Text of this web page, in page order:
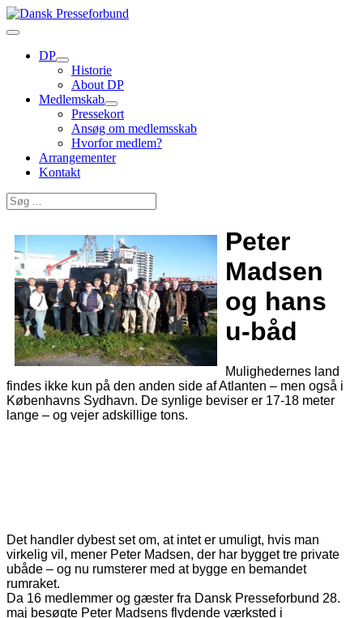
DP
Historie
About DP
Medlemskab
Pressekort
Ansøg om medlemsskab
Hvorfor medlem?
Arrangementer
Kontakt
Peter
Madsen
og hans
u-båd
Mulighedernes land
findes ikke kun på den anden side af Atlanten – men også i
Københavns Sydhavn. De synlige beviser er 17-18 meter
lange – og vejer adskillige tons.
Det handler dybest set om, at intet er umuligt, hvis man
virkelig vil, mener Peter Madsen, der har bygget tre private
ubåde – og nu rumsterer med at bygge en bemandet
rumraket.
Da 16 medlemmer og gæster fra Dansk Presseforbund 28.
maj besøgte Peter Madsens flydende værksted i